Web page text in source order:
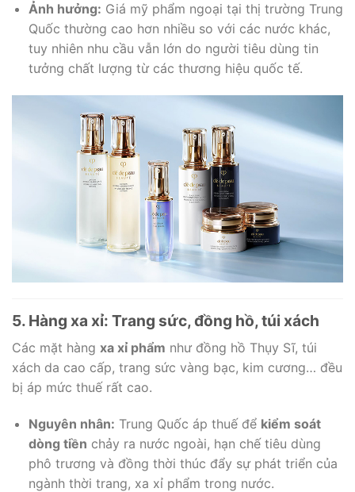
Ảnh hưởng: Giá mỹ phẩm ngoại tại thị trường Trung
Quốc thường cao hơn nhiều so với các nước khác,
tuy nhiên nhu cầu vẫn lớn do người tiêu dùng tin
tưởng chất lượng từ các thương hiệu quốc tế.
5. Hàng xa xỉ: Trang sức, đồng hồ, túi xách
Các mặt hàng xa xỉ phẩm như đồng hồ Thụy Sĩ, túi
xách da cao cấp, trang sức vàng bạc, kim cương… đều
bị áp mức thuế rất cao.
Nguyên nhân: Trung Quốc áp thuế để kiểm soát
dòng tiền chảy ra nước ngoài, hạn chế tiêu dùng
phô trương và đồng thời thúc đẩy sự phát triển của
ngành thời trang, xa xỉ phẩm trong nước.